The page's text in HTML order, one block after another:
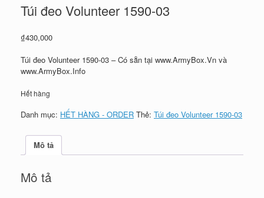
Túi đeo Volunteer 1590-03
₫430,000
Túi đeo Volunteer 1590-03 – Có sẵn tại www.ArmyBox.Vn và
www.ArmyBox.Info
Hết hàng
Danh mục: HẾT HÀNG - ORDER Thẻ: Túi đeo Volunteer 1590-03
Mô tả
Mô tả